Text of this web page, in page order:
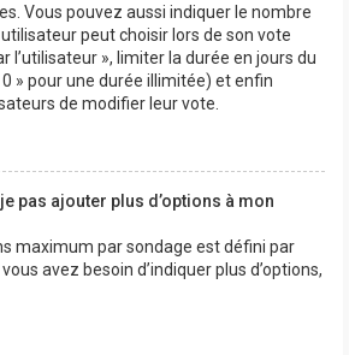
Vous pouvez aussi indiquer le nombre
peut choisir lors de son vote
l’utilisateur », limiter la durée en jours du
» pour une durée illimitée) et enfin
de modifier leur vote.
pas ajouter plus d’options à mon
maximum par sondage est défini par
avez besoin d’indiquer plus d’options,